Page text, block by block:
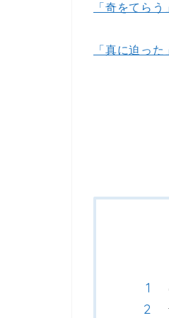
「奇をてら
「真に迫っ